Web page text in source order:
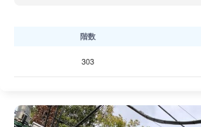
階数
303